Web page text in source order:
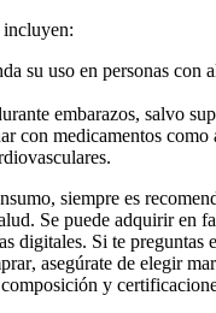
incluyen:
su uso en personas con
embarazos, salvo
con medicamentos como
siempre es
Se puede adquirir en
digitales. Si te preguntas
, asegúrate de elegir
y